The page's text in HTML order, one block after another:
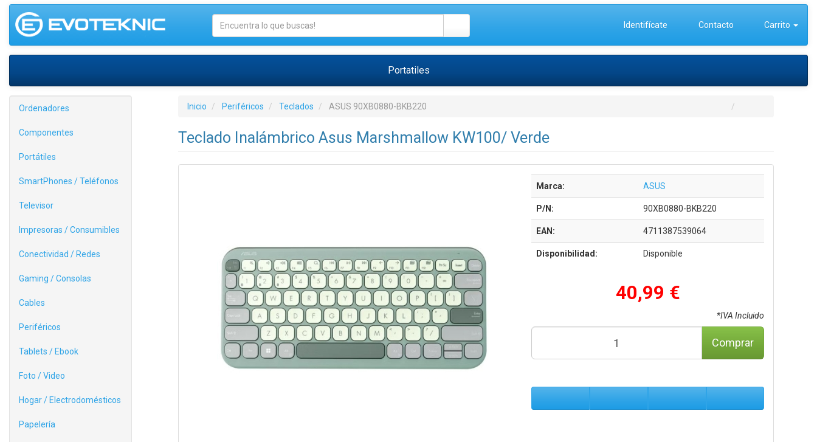
Identifícate Contacto Carrito
Portatiles
Ordenadores
Componentes
Portátiles
SmartPhones / Teléfonos
Televisor
Impresoras / Consumibles
Conectividad / Redes
Gaming / Consolas
Cables
Periféricos
Tablets / Ebook
Foto / Video
Hogar / Electrodomésticos
Papelería
Inicio Periféricos Teclados ASUS 90XB0880-BKB220
Teclado Inalámbrico Asus Marshmallow KW100/ Verde
Marca: ASUS
P/N: 90XB0880-BKB220
EAN: 4711387539064
Disponibilidad: Disponible
40,99 €
*IVA Incluido
Comprar